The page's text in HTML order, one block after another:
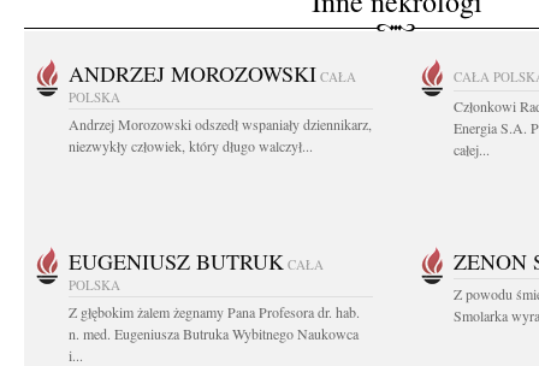
ANDRZEJ MOROZOWSKI CAŁA
POLSKA
Andrzej Morozowski odszedł wspaniały dziennikarz,
niezwykły człowiek, który długo walczył...
CAŁA
Członkowi
Energia S.A.
całej...
EUGENIUSZ BUTRUK CAŁA
POLSKA
Z głębokim żalem żegnamy Pana Profesora dr. hab.
n. med. Eugeniusza Butruka Wybitnego Naukowca
i...
ZENON
Z powodu
Smolarka